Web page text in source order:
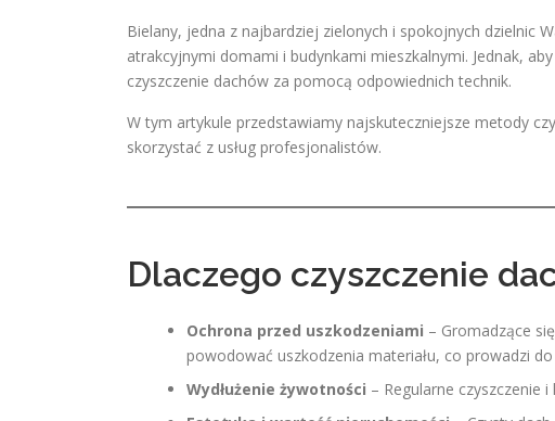
Bielany, jedna z najbardziej zielonych i spokojnych dzielnic
atrakcyjnymi domami i budynkami mieszkalnymi. Jednak,
czyszczenie dachów za pomocą odpowiednich technik.
W tym artykule przedstawiamy najskuteczniejsze metody
skorzystać z usług profesjonalistów.
Dlaczego czyszczenie
Ochrona przed uszkodzeniami – Gromadzące
powodować uszkodzenia materiału, co prowadzi
Wydłużenie żywotności – Regularne czyszczenie